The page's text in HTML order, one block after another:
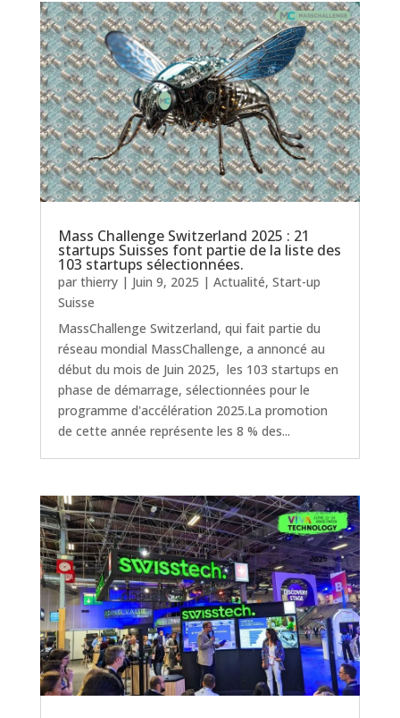
Mass Challenge Switzerland 2025 : 21
startups Suisses font partie de la liste des
103 startups sélectionnées.
par thierry| Juin 9, 2025 | Actualité, Start-up
Suisse
MassChallenge Switzerland, qui fait partie du
réseau mondial MassChallenge, a annoncé au
début du mois de Juin 2025, les 103 startups en
phase de démarrage, sélectionnées pour le
programme d'accélération 2025.La promotion
de cette année représente les 8 % des...